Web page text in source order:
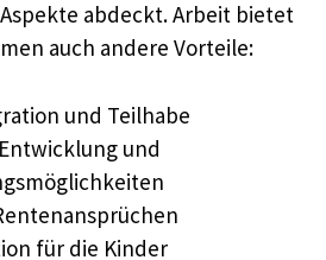
abdeckt. Arbeit bietet
auch andere Vorteile:
und Teilhabe
und
für die Kinder